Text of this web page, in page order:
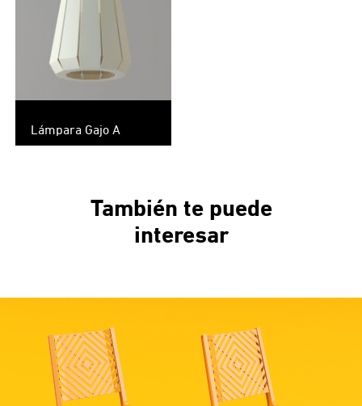
Lámpara Gajo A
También te puede
interesar